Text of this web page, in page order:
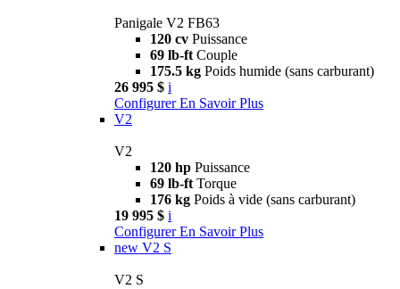
Panigale V2 FB63
120 cv Puissance
69 lb-ft Couple
175.5 kg Poids humide (sans carburant)
26 995 $ i
Configurer En Savoir Plus
V2
V2
120 hp Puissance
69 lb-ft Torque
176 kg Poids à vide (sans carburant)
19 995 $ i
Configurer En Savoir Plus
new V2 S
V2 S